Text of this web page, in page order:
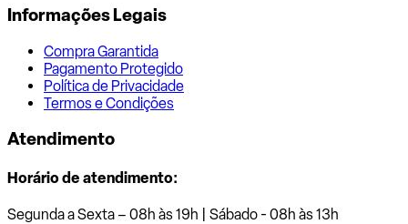
Informações Legais
Compra Garantida
Pagamento Protegido
Política de Privacidade
Termos e Condições
Atendimento
Horário de atendimento:
Segunda a Sexta – 08h às 19h | Sábado - 08h às 13h